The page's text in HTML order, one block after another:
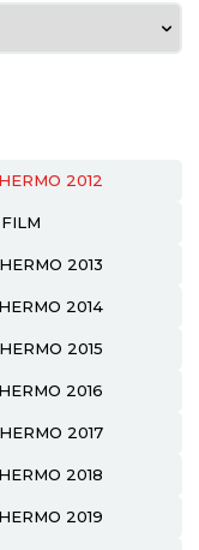
2012
FILM
2013
2014
2015
2016
2017
2018
2019